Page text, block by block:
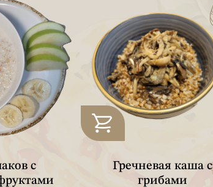
с
Гречневая каша с
грибами